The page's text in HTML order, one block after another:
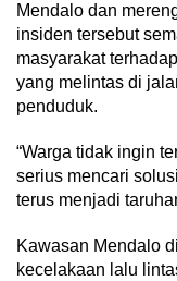
Mendalo dan
insiden tersebut
masyarakat
yang melintas di
penduduk.
“Warga tidak ingin
serius mencari
terus menjadi
Kawasan Mendalo
kecelakaan lalu